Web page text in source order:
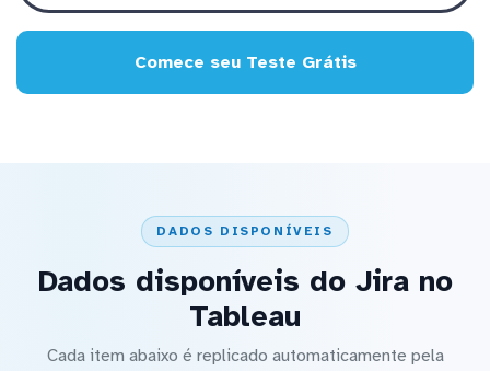
Comece seu Teste Grátis
DADOS DISPONÍVEIS
Dados disponíveis do Jira no
Tableau
Cada item abaixo é replicado automaticamente pela